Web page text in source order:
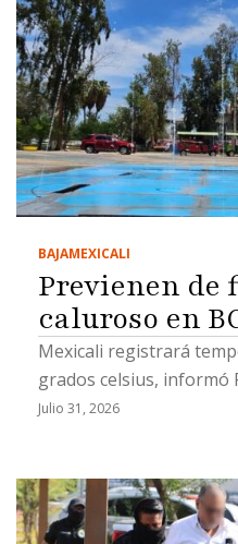
BAJAMEXICALI
Previenen de
caluroso en
Mexicali registrará
grados celsius, informó
Julio 31, 2026